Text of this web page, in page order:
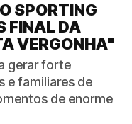
SPORTING
FINAL DA
VERGONHA"
gerar forte
e familiares de
de enorme